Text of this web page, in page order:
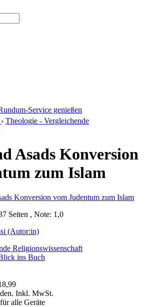
Service genießen
› Theologie - Vergleichende
Asads Konversion
zum Islam
Seiten , Note: 1,0
(Autor:in)
Religionswissenschaft
ins Buch
Inkl. MwSt.
alle Geräte